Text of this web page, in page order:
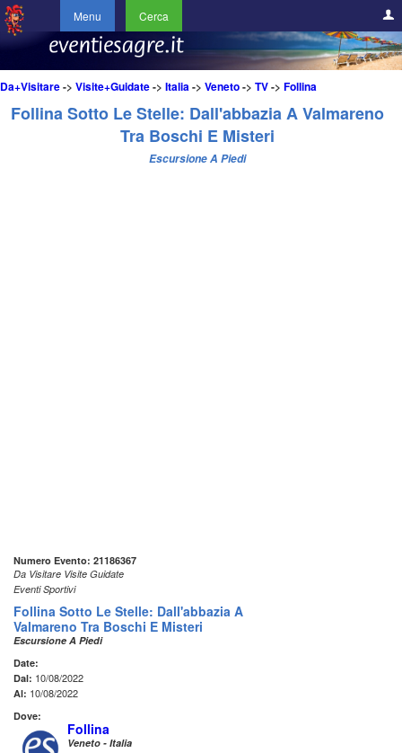
Menu Cerca
Da+Visitare-> Visite+Guidate-> Italia-> Veneto-> TV-> Follina
Follina Sotto Le Stelle: Dall'abbazia A Valmareno
Tra Boschi E Misteri
Escursione A Piedi
Numero Evento: 21186367
Da Visitare Visite Guidate
Eventi Sportivi
Follina Sotto Le Stelle: Dall'abbazia A
Valmareno Tra Boschi E Misteri
Escursione A Piedi
Date:
Dal: 10/08/2022
Al: 10/08/2022
Dove:
Follina
Veneto - Italia